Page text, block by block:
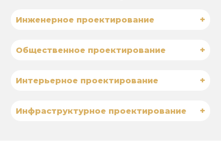
Инженерное проектирование +
Общественное проектирование +
Интерьерное проектирование +
Инфраструктурное проектирование +